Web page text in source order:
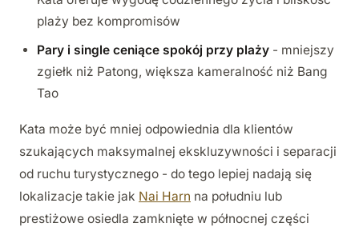
plaży bez kompromisów
Pary i single ceniące spokój przy plaży - mniejszy
zgiełk niż Patong, większa kameralność niż Bang
Tao
Kata może być mniej odpowiednia dla klientów
szukających maksymalnej ekskluzywności i separacji
od ruchu turystycznego - do tego lepiej nadają się
lokalizacje takie jak Nai Harn na południu lub
prestiżowe osiedla zamknięte w północnej części